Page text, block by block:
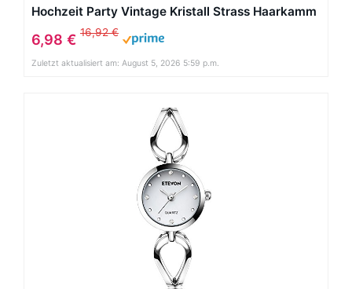
Hochzeit Party Vintage Kristall Strass Haarkamm
Haarschmuck Hochzeit Haarschmuck
6,98 € 16,92 €
Zuletzt aktualisiert am: August 5, 2026 5:59 p.m.